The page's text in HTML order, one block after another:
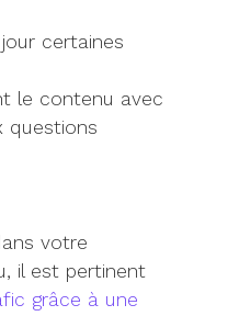
certaines
le contenu avec
questions
votre
il est pertinent
grâce à une